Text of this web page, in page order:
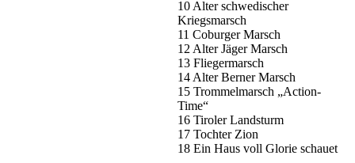
10 Alter schwedischer
Kriegsmarsch
11 Coburger Marsch
12 Alter Jäger Marsch
13 Fliegermarsch
14 Alter Berner Marsch
15 Trommelmarsch „Action-
Time“
16 Tiroler Landsturm
17 Tochter Zion
18 Ein Haus voll Glorie schauet